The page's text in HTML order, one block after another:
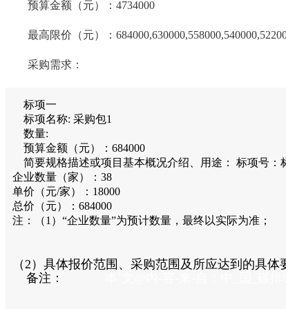
预算金额（元）： 4734000
最高限价（元）：
采购需求：
标项一
标项名称: 采购包1
数量:
预算金额（元）： 684000
简要规格描述或项目基本概况介绍、用途： 标项号：
企业数量（家）：38
单价（元/家）：18000
总价（元）：684000
注：（1）“企业数量”为预计数量，最终以实际为准；
（2）具体报价范围、采购范围及所应达到的具
备注：